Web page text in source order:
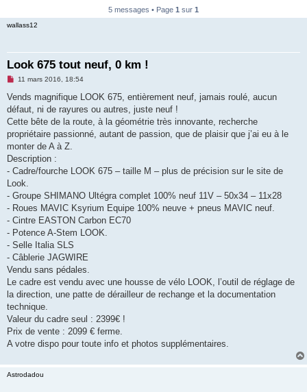
5 messages • Page 1 sur 1
wallass12
Look 675 tout neuf, 0 km !
M
s
a
g
n
o
l
u
11 mars 2016, 18:54
Vends magnifique LOOK 675, entièrement neuf, jamais roulé, aucun
défaut, ni de rayures ou autres, juste neuf !
Cette bête de la route, à la géométrie très innovante, recherche
propriétaire passionné, autant de passion, que de plaisir que j’ai eu à le
monter de A à Z.
Description :
- Cadre/fourche LOOK 675 – taille M – plus de précision sur le site de
Look.
- Groupe SHIMANO Ultégra complet 100% neuf 11V – 50x34 – 11x28
- Roues MAVIC Ksyrium Equipe 100% neuve + pneus MAVIC neuf.
- Cintre EASTON Carbon EC70
- Potence A-Stem LOOK.
- Selle Italia SLS
- Câblerie JAGWIRE
Vendu sans pédales.
Le cadre est vendu avec une housse de vélo LOOK, l’outil de réglage de
la direction, une patte de dérailleur de rechange et la documentation
technique.
Valeur du cadre seul : 2399€ !
Prix de vente : 2099 € ferme.
A votre dispo pour toute info et photos supplémentaires.
Astrodadou